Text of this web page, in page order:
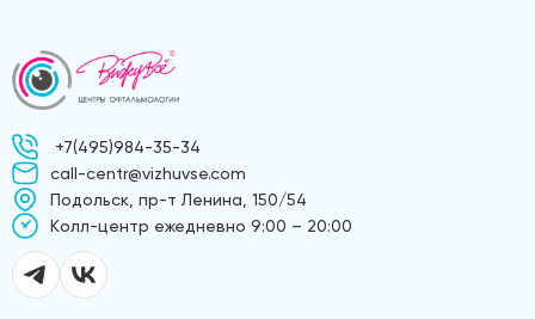
+7(495)984-35-34
call-centr@vizhuvse.com
Подольск, пр-т Ленина, 150/54
Kолл-центр ежедневно 9:00 – 20:00